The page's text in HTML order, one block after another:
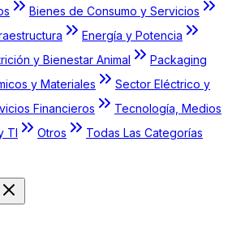
Bienes de Consumo y Servicios
Energía y Potencia
y Bienestar Animal
Packaging
y Materiales
Sector Eléctrico y
Financieros
Tecnología, Medios
TI
Otros Todas Las Categorías